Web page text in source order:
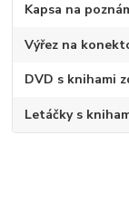
Kapsa na
Výřez na
DVD s knihami
Letáčky s